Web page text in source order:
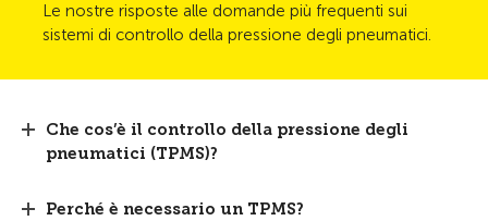
Le nostre risposte alle domande più frequenti sui
sistemi di controllo della pressione degli pneumatici.
Che cos’è il controllo della pressione degli
pneumatici (TPMS)?
Perché è necessario un TPMS?